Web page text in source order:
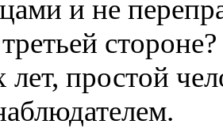
и не
простой